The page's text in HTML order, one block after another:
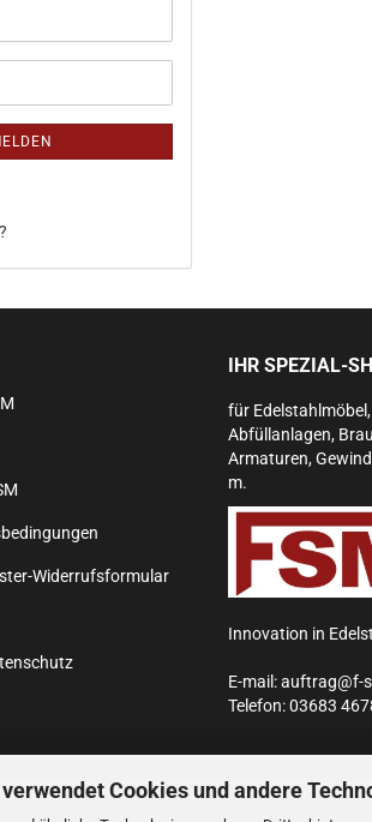
Cookies und andere
Widerrufsformular
IHR SPEZIAL-
für
Abfüllanlagen,
Armaturen,
m.
Innovation in
E-mail:auftrag@f-
Telefon:03683